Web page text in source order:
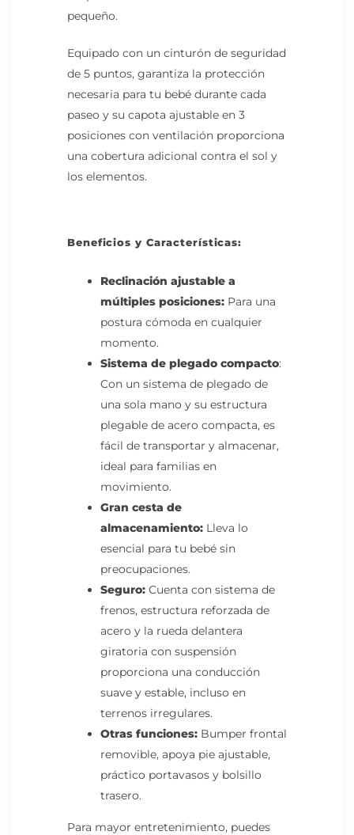
pequeño.
Equipado con un cinturón de seguridad
de 5 puntos, garantiza la protección
necesaria para tu bebé durante cada
paseo y su capota ajustable en 3
posiciones con ventilación proporciona
una cobertura adicional contra el sol y
los elementos.
Beneficios y Características:
Reclinación ajustable a
múltiples posiciones: Para una
postura cómoda en cualquier
momento.
Sistema de plegado compacto:
Con un sistema de plegado de
una sola mano y su estructura
plegable de acero compacta, es
fácil de transportar y almacenar,
ideal para familias en
movimiento.
Gran cesta de
almacenamiento: Lleva lo
esencial para tu bebé sin
preocupaciones.
Seguro: Cuenta con sistema de
frenos, estructura reforzada de
acero y la rueda delantera
giratoria con suspensión
proporciona una conducción
suave y estable, incluso en
terrenos irregulares.
Otras funciones: Bumper frontal
removible, apoya pie ajustable,
práctico portavasos y bolsillo
trasero.
Para mayor entretenimiento, puedes